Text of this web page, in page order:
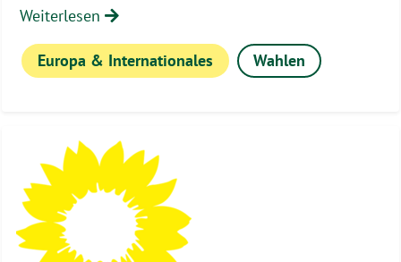
Weiterlesen
Europa & Internationales Wahlen